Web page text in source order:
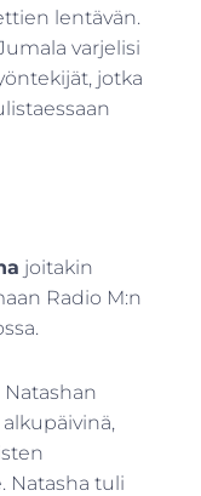
lentävän.
varjelisi
jotka
joitakin
Radio M:n
Natashan
Natasha tuli